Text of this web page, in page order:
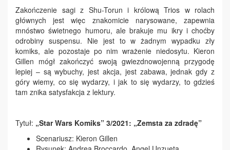
Zakończenie sagi z Shu-Torun i królową Trios w rolach
głównych jest więc znakomicie narysowane, zapewnia
mnóstwo świetnego humoru, ale brakuje mu ikry i choćby
odrobiny suspensu. Nie jest to w żadnym wypadku zły
komiks, ale pozostaje po nim wrażenie niedosytu. Kieron
Gillen mógł zakończyć swoją gwiezdnowojenną przygodę
lepiej – są wybuchy, jest akcja, jest zabawa, jednak gdy z
góry wiemy, co się wydarzy, i jak to się wydarzy, to gdzieś
tam znika satysfakcja z lektury.
Tytuł: „Star Wars Komiks” 3/2021: „Zemsta za zdradę”
Scenariusz: Kieron Gillen